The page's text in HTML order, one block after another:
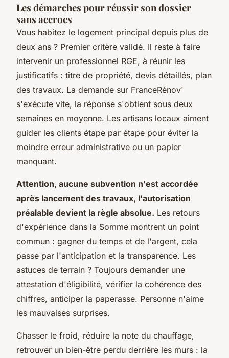
Les démarches pour réussir son dossier
sans accrocs
Vous habitez le logement principal depuis plus de
deux ans ? Premier critère validé. Il reste à faire
intervenir un professionnel RGE, à réunir les
justificatifs : titre de propriété, devis détaillés, plan
des travaux. La demande sur FranceRénov'
s'exécute vite, la réponse s'obtient sous deux
semaines en moyenne. Les artisans locaux aiment
guider les clients étape par étape pour éviter la
moindre erreur administrative ou un papier
manquant.
Attention, aucune subvention n'est accordée
après lancement des travaux, l'autorisation
préalable devient la règle absolue. Les retours
d'expérience dans la Somme montrent un point
commun : gagner du temps et de l'argent, cela
passe par l'anticipation et la transparence. Les
astuces de terrain ? Toujours demander une
attestation d'éligibilité, vérifier la cohérence des
chiffres, anticiper la paperasse. Personne n'aime
les mauvaises surprises.
Chasser le froid, réduire la note du chauffage,
retrouver un bien-être perdu derrière les murs : la